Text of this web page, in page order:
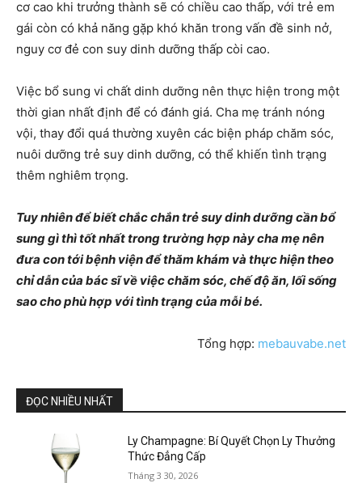
cơ cao khi trưởng thành sẽ có chiều cao thấp, với trẻ em
gái còn có khả năng gặp khó khăn trong vấn đề sinh nở,
nguy cơ đẻ con suy dinh dưỡng thấp còi cao.
Việc bổ sung vi chất dinh dưỡng nên thực hiện trong một
thời gian nhất định để có đánh giá. Cha mẹ tránh nóng
vội, thay đổi quá thường xuyên các biện pháp chăm sóc,
nuôi dưỡng trẻ suy dinh dưỡng, có thể khiến tình trạng
thêm nghiêm trọng.
Tuy nhiên để biết chắc chắn trẻ suy dinh dưỡng cần bổ
sung gì thì tốt nhất trong trường hợp này cha mẹ nên
đưa con tới bệnh viện để thăm khám và thực hiện theo
chỉ dẫn của bác sĩ về việc chăm sóc, chế độ ăn, lối sống
sao cho phù hợp với tình trạng của mỗi bé.
Tổng hợp: mebauvabe.net
ĐỌC NHIỀU NHẤT
Ly Champagne: Bí Quyết Chọn Ly Thưởng
Thức Đẳng Cấp
Tháng 3 30, 2026